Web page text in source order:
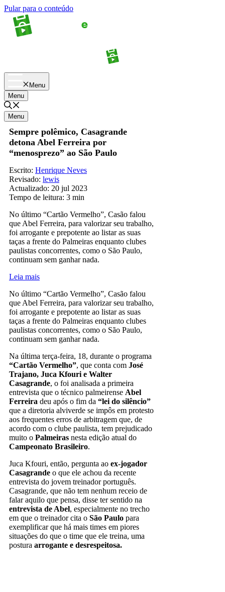
Pular para o conteúdo
Menu
Menu
Menu
Sempre polêmico, Casagrande
detona Abel Ferreira por
“menosprezo” ao São Paulo
Escrito: Henrique Neves
Revisado: lewis
Actualizado: 20 jul 2023
Tempo de leitura: 3 min
No último “Cartão Vermelho”, Casão falou
que Abel Ferreira, para valorizar seu trabalho,
foi arrogante e prepotente ao listar as suas
taças a frente do Palmeiras enquanto clubes
paulistas concorrentes, como o São Paulo,
continuam sem ganhar nada.
Leia mais
No último “Cartão Vermelho”, Casão falou
que Abel Ferreira, para valorizar seu trabalho,
foi arrogante e prepotente ao listar as suas
taças a frente do Palmeiras enquanto clubes
paulistas concorrentes, como o São Paulo,
continuam sem ganhar nada.
Na última terça-feira, 18, durante o programa
“Cartão Vermelho”, que conta com José
Trajano, Juca Kfouri e Walter
Casagrande, o foi analisada a primeira
entrevista que o técnico palmeirense Abel
Ferreira deu após o fim da “lei do silêncio”
que a diretoria alviverde se impôs em protesto
aos frequentes erros de arbitragem que, de
acordo com o clube paulista, tem prejudicado
muito o Palmeiras nesta edição atual do
Campeonato Brasileiro.
Juca Kfouri, então, pergunta ao ex-jogador
Casagrande o que ele achou da recente
entrevista do jovem treinador português.
Casagrande, que não tem nenhum receio de
falar aquilo que pensa, disse ter sentido na
entrevista de Abel, especialmente no trecho
em que o treinador cita o São Paulo para
exemplificar que há mais times em piores
situações do que o time que ele treina, uma
postura arrogante e desrespeitosa.